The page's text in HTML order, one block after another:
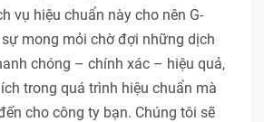
vụ hiệu chuẩn này cho nên G-
sự mong mỏi chờ đợi những dịch
chóng – chính xác – hiệu quả,
trong quá trình hiệu chuẩn mà
cho công ty bạn. Chúng tôi sẽ